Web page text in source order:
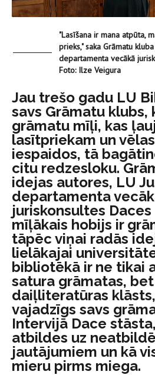
"Lasīšana ir mana atpūta,
prieks," saka Grāmatu
departamenta vecākā
Foto: Ilze Veigura
Jau trešo gadu LU
savs Grāmatu klubs,
grāmatu mīļi, kas
lasītpriekam un
iespaidos, tā
citu redzesloku.
idejas autores, LU
departamenta
juriskonsultes Daces
mīļākais hobijs ir
tāpēc viņai radās
lielākajai
bibliotēkā ir ne tikai
satura grāmatas,
daiļliteratūras
vajadzīgs savs
Intervijā Dace
atbildes uz
jautājumiem un kā
mieru pirms miega.